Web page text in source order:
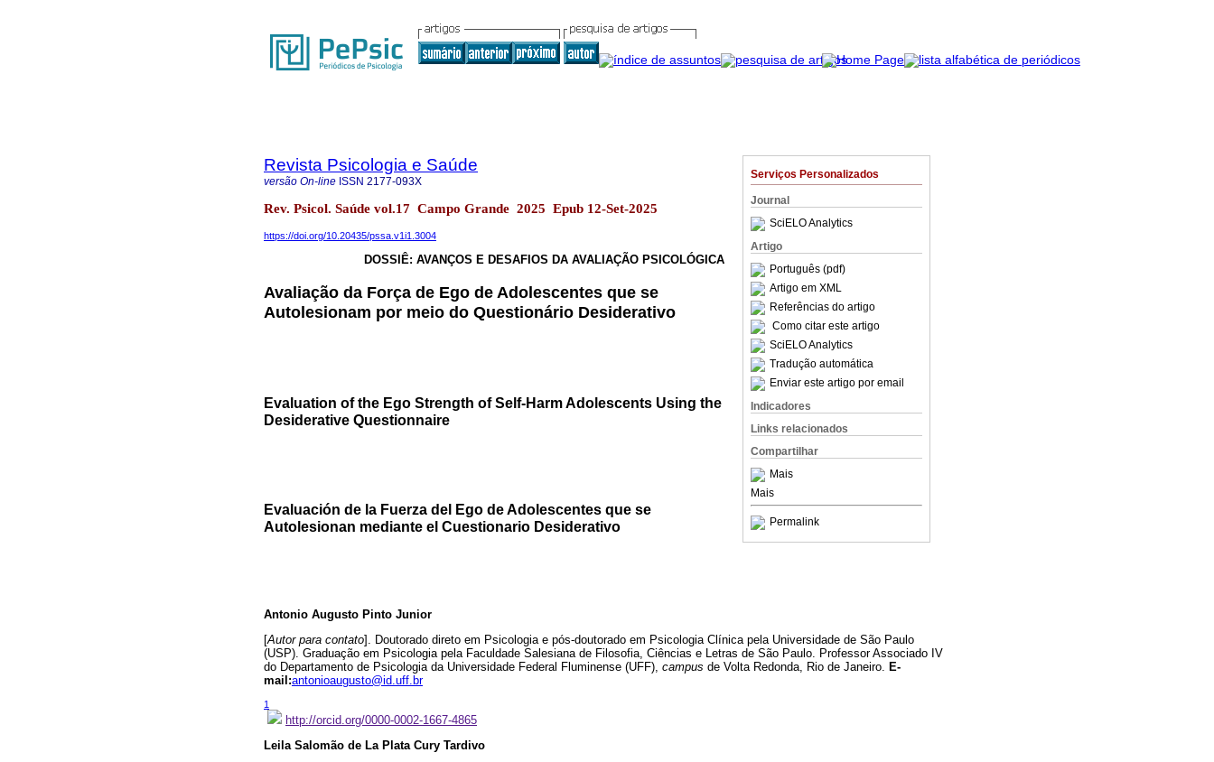
Serviços Personalizados
Journal
SciELO Analytics
Artigo
Português (pdf)
Artigo em XML
Referências do artigo
Como citar este artigo
SciELO Analytics
Tradução automática
Enviar este artigo por email
Indicadores
Links relacionados
Compartilhar
Mais
Mais
Permalink
Revista Psicologia e Saúde
versão On-line ISSN 2177-093X
Rev. Psicol. Saúde vol.17 Campo Grande 2025 Epub 12-Set-2025
https://doi.org/10.20435/pssa.v1i1.3004
DOSSIÊ: AVANÇOS E DESAFIOS DA AVALIAÇÃO PSICOLÓGICA
Avaliação da Força de Ego de Adolescentes que se
Autolesionam por meio do Questionário Desiderativo
Evaluation of the Ego Strength of Self-Harm Adolescents Using the
Desiderative Questionnaire
Evaluación de la Fuerza del Ego de Adolescentes que se
Autolesionan mediante el Cuestionario Desiderativo
Antonio Augusto Pinto Junior
[Autor para contato]. Doutorado direto em Psicologia e pós-doutorado em Psicologia Clínica pela Universidade de São Paulo
(USP). Graduação em Psicologia pela Faculdade Salesiana de Filosofia, Ciências e Letras de São Paulo. Professor Associado IV
do Departamento de Psicologia da Universidade Federal Fluminense (UFF), campus de Volta Redonda, Rio de Janeiro. E-
mail:antonioaugusto@id.uff.br
1
http://orcid.org/0000-0002-1667-4865
Leila Salomão de La Plata Cury Tardivo